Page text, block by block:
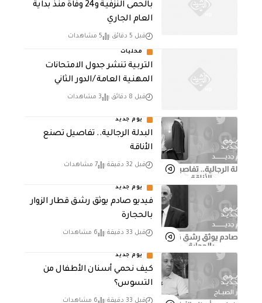
بالحمى النزفية و24 وفاة منذ بداية
العام الجاري
قبل 5 دقائق 5 مشاهدات
محليات
التربية تنشر جدول الامتحانات
المهنية العامة /الدور الثاني
قبل 8 دقائق 3 مشاهدات
يوم جديد
البدلة الرجالية.. تفاصيل تصنع
الأناقة
قبل 32 دقيقة 7 مشاهدات
يوم جديد
فيديو صادم يوثق رشق قطار الزوار
بالحجارة
قبل 33 دقيقة 6 مشاهدات
يوم جديد
كيف نحمي أسنان الأطفال من
التسوس؟
قبل 33 دقيقة 6 مشاهدات